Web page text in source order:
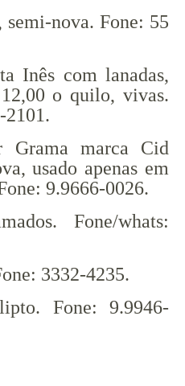
nova. Fone: 55
Inês com lanadas,
o quilo, vivas.
2101.
Grama marca Cid
usado apenas em
9.9666-0026.
Fone/whats:
3332-4235.
Fone: 9.9946-